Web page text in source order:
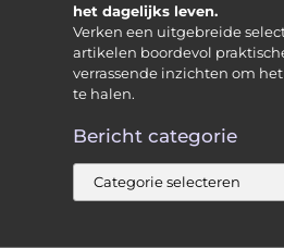
het dagelijks leven.
Verken een uitgebreide
artikelen boordevol
verrassende inzichten om
te halen.
Bericht categorie